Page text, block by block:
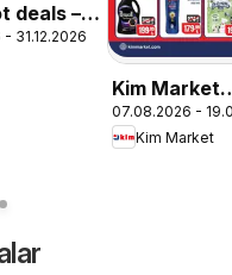
deals –
31.12.2026
Kim Market
Katalog
07.08.2026 -
Kim Market